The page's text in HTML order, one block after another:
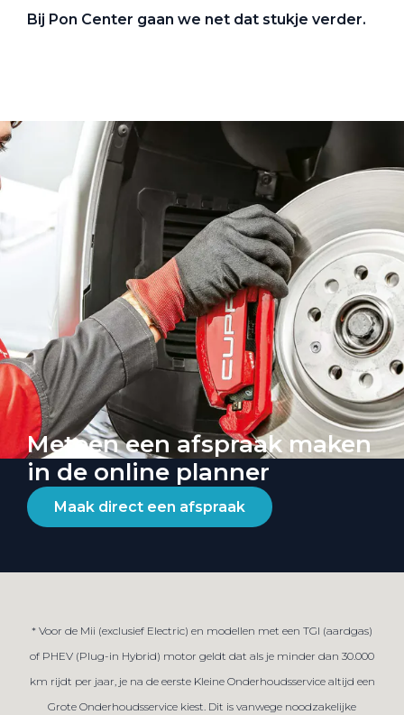
Bij Pon Center gaan we net dat stukje verder.
Meteen een afspraak maken
in de online planner
Maak direct een afspraak
* Voor de Mii (exclusief Electric) en modellen met een TGI (aardgas)
of PHEV (Plug-in Hybrid) motor geldt dat als je minder dan 30.000
km rijdt per jaar, je na de eerste Kleine Onderhoudsservice altijd een
Grote Onderhoudsservice kiest. Dit is vanwege noodzakelijke